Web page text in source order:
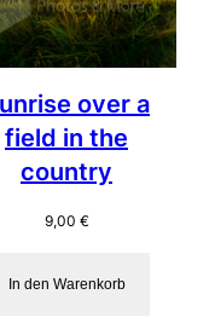
over a
field in the
country
9,00 €
In den Warenkorb